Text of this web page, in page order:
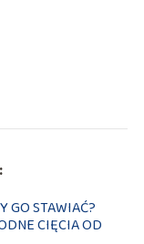
GO STAWIAĆ?
CIĘCIA OD